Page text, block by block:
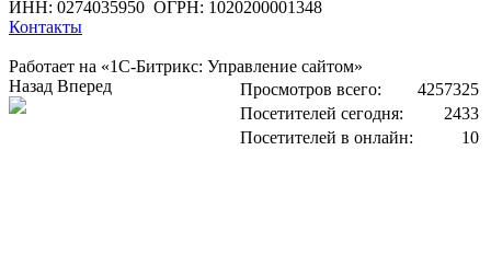
ИНН: 0274035950 ОГРН: 1020200001348
Контакты
Работает на «1С-Битрикс: Управление сайтом»
Просмотров всего:
4257325
Посетителей сегодня:
2433
Посетителей в онлайн:
10
Назад Вперед